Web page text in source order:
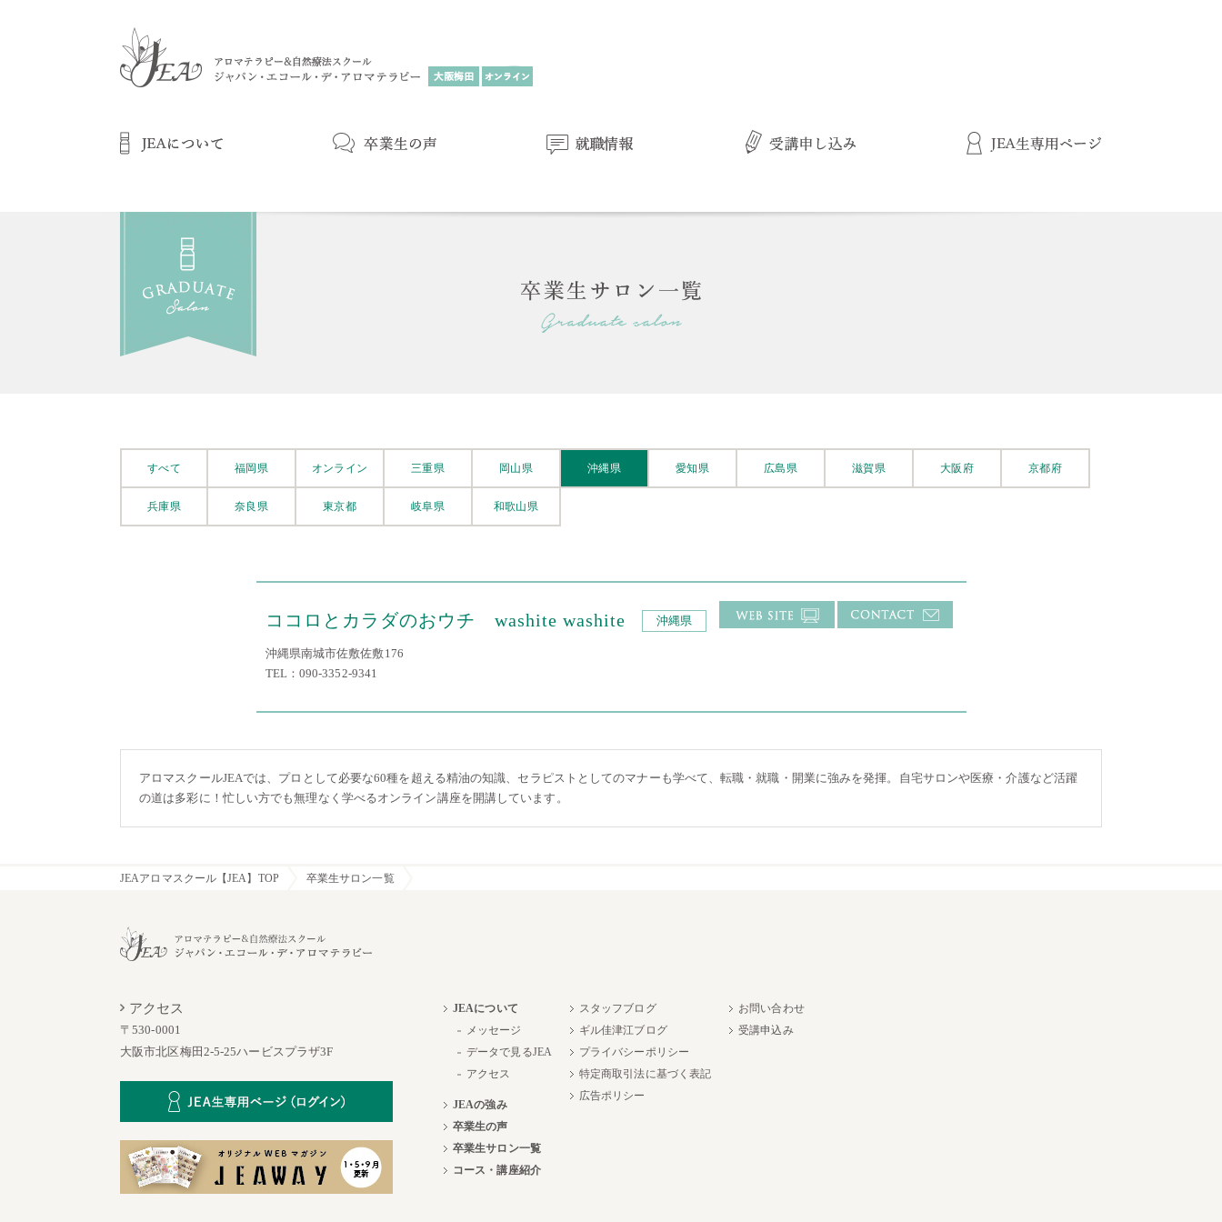
すべて 福岡県 オンライン 三重県 岡山県 沖縄県 愛知県 広島県 滋賀県 大阪府 京都府
兵庫県 奈良県 東京都 岐阜県 和歌山県
ココロとカラダのおウチ washite washite 沖縄県
沖縄県南城市佐敷佐敷176
TEL：090-3352-9341
アロマスクールJEAでは、プロとして必要な60種を超える精油の知識、セラピストとしてのマナーも学べて、転職・就職・開業に強みを発揮。自宅サロンや医療・介護など活躍
の道は多彩に！忙しい方でも無理なく学べるオンライン講座を開講しています。
JEAアロマスクール【JEA】TOP 卒業生サロン一覧
アクセス
〒530-0001
大阪市北区梅田2-5-25ハービスプラザ3F
JEAについて
メッセージ
データで見るJEA
アクセス
JEAの強み
卒業生の声
卒業生サロン一覧
コース・講座紹介
スタッフブログ
ギル佳津江ブログ
プライバシーポリシー
特定商取引法に基づく表記
広告ポリシー
お問い合わせ
受講申込み